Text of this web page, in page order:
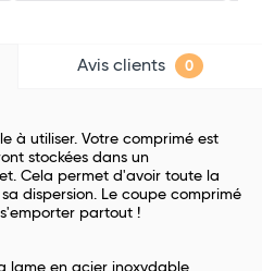
Avis clients 0
à utiliser. Votre comprimé est
stockées dans un
Cela permet d'avoir toute la
dispersion. Le coupe comprimé
partout !